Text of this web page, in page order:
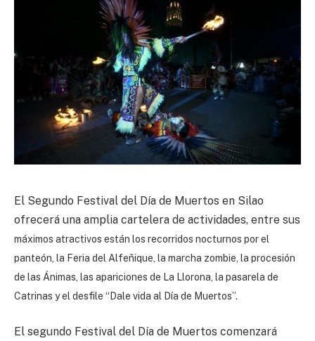
El Segundo Festival del Día de Muertos en Silao
ofrecerá una amplia cartelera de actividades, entre sus
máximos atractivos están los recorridos nocturnos por el
panteón, la Feria del Alfeñique, la marcha zombie, la procesión
de las Ánimas, las apariciones de La Llorona, la pasarela de
Catrinas y el desfile “Dale vida al Día de Muertos”.
El segundo Festival del Día de Muertos comenzará